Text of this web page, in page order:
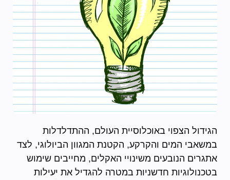
הגידול הצפוי באוכלוסיית העולם, ההתדלדלות
במשאבי המים והקרקע, הקטנת המגוון הביולוגי, לצד
אתגרים הנובעים משינויי האקלים, מחייבים שימוש
בטכנולוגיות חדשניות במטרה להגדיל את יעילות